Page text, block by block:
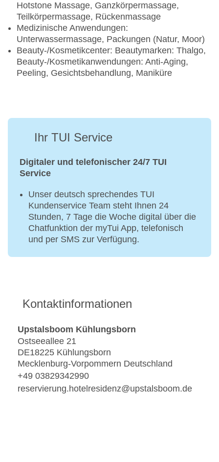
Hotstone Massage, Ganzkörpermassage,
Teilkörpermassage, Rückenmassage
Medizinische Anwendungen:
Unterwassermassage, Packungen (Natur, Moor)
Beauty-/Kosmetikcenter: Beautymarken: Thalgo,
Beauty-/Kosmetikanwendungen: Anti-Aging,
Peeling, Gesichtsbehandlung, Maniküre
Ihr TUI Service
Digitaler und telefonischer 24/7 TUI
Service
Unser deutsch sprechendes TUI
Kundenservice Team steht Ihnen 24
Stunden, 7 Tage die Woche digital über die
Chatfunktion der myTui App, telefonisch
und per SMS zur Verfügung.
Kontaktinformationen
Upstalsboom Kühlungsborn
Ostseeallee 21
DE18225 Kühlungsborn
Mecklenburg-Vorpommern Deutschland
+49 03829342990
reservierung.hotelresidenz@upstalsboom.de